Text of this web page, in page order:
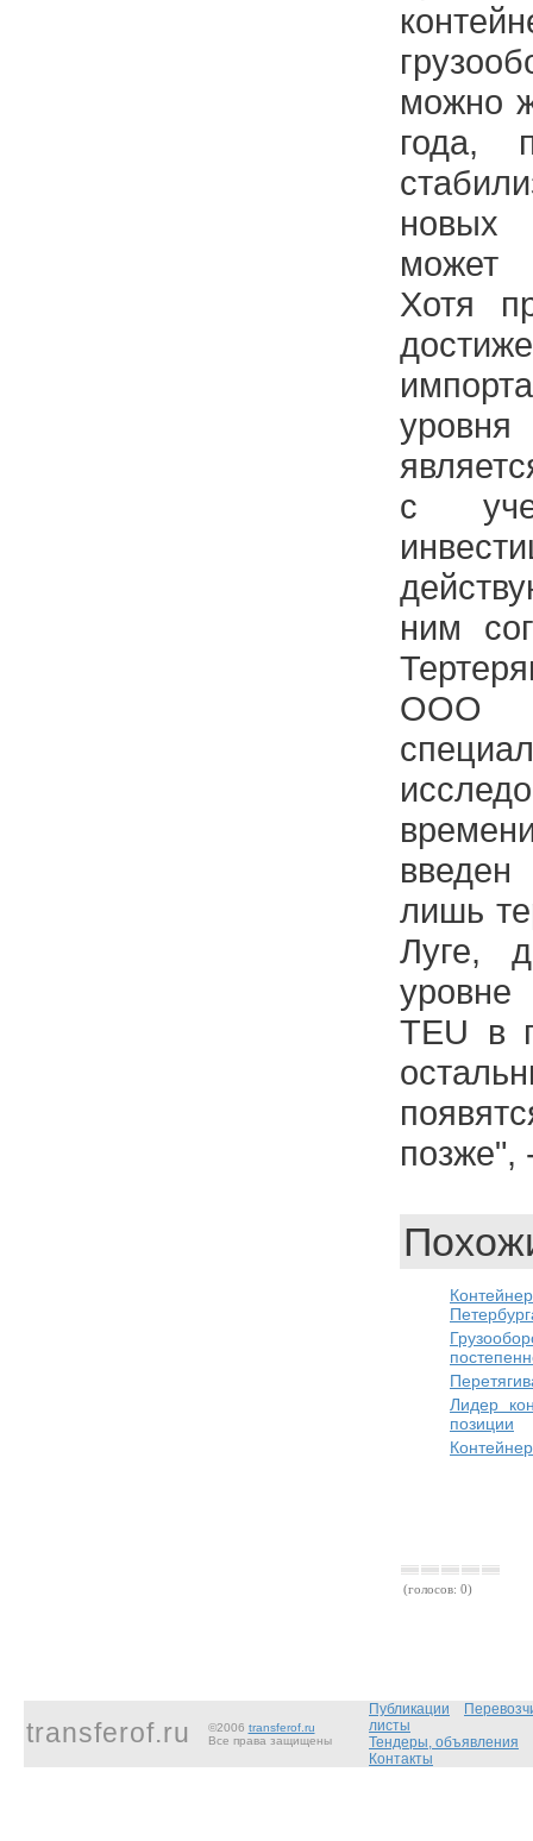
можно
года,
новых
может
Хотя
с
ним
ООО
лишь
Луге,
TEU в
позже",
Лидер
позиции
(голосов: 0)
transferof.ru ©2006 transferof.ru
Все права защищены
Публикации
листы
Тендеры, объявления
Контакты